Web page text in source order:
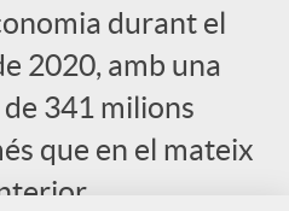
durant el
2020, amb una
341 milions
que en el mateix